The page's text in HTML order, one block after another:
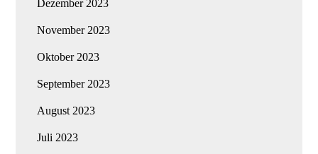
Dezember 2023
November 2023
Oktober 2023
September 2023
August 2023
Juli 2023